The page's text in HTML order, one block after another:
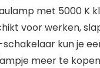
met 5000
voor werken,
kun je
meer te